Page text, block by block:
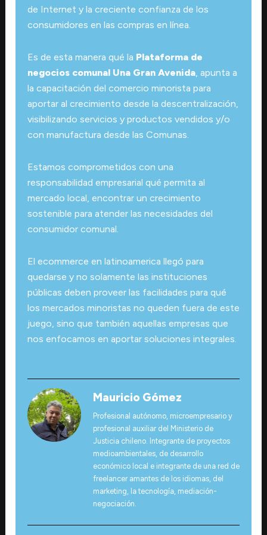
de Internet y la creciente confianza de los
consumidores en las compras en línea.
Es de esta manera qué la Plataforma de
negocios comunal Una Gran Avenida, apunta a
la capacitación del comercio minorista para
aportar al crecimiento desde la descentralización,
visibilizando servicios y productos vendidos y/o
con manufactura desde las Comunas.
Estamos comprometidos con una
responsabilidad empresarial qué permita al
mercado local, encontrar un crecimiento
sostenible para atender las necesidades del
consumidor comunal.
El ecommerce en latinoamerica llegó para
quedarse y no solamente las instituciones
públicas deben proveer las facilidades para qué
los mercados minoristas no queden fuera de este
juego, sino que también aquellas empresas que
nos enfocamos en aportar soluciones integrales.
Mauricio Gómez
Profesional autónomo, microempresario y
profesional auxiliar del Ministerio de
Justicia chileno. Integrante de proyectos
medioambientales, de desarrollo
económico local e integrante de una red de
freelancer amantes de los idiomas, del
marketing, la tecnología, mediación-
negociación.